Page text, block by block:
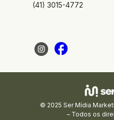
(41) 3015-4772
© 2025 Ser Mídia
– Todos os